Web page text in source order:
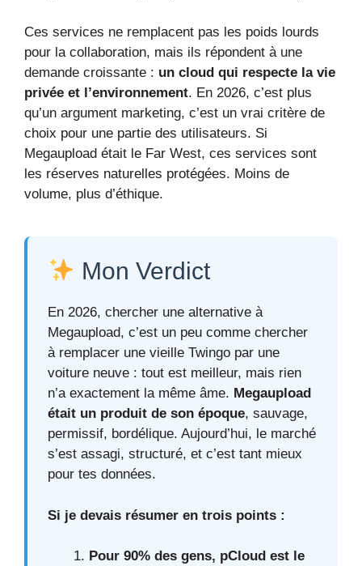
Ces services ne remplacent pas les poids lourds
pour la collaboration, mais ils répondent à une
demande croissante : un cloud qui respecte la vie
privée et l’environnement. En 2026, c’est plus
qu’un argument marketing, c’est un vrai critère de
choix pour une partie des utilisateurs. Si
Megaupload était le Far West, ces services sont
les réserves naturelles protégées. Moins de
volume, plus d’éthique.
Mon Verdict
En 2026, chercher une alternative à
Megaupload, c’est un peu comme chercher
à remplacer une vieille Twingo par une
voiture neuve : tout est meilleur, mais rien
n’a exactement la même âme. Megaupload
était un produit de son époque, sauvage,
permissif, bordélique. Aujourd’hui, le marché
s’est assagi, structuré, et c’est tant mieux
pour tes données.
Si je devais résumer en trois points :
Pour 90% des gens, pCloud est le